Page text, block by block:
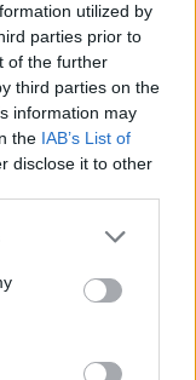
utilized by
parties prior to
of the further
third parties on the
information may
the IAB’s List of
disclose it to other
or more Google
You may click to
party tags to
in below Google